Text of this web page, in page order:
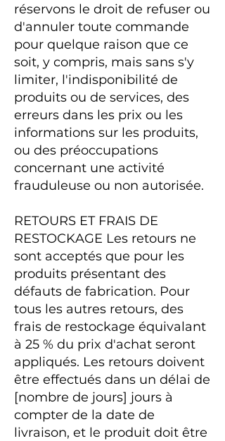
réservons le droit de refuser ou
d'annuler toute commande
pour quelque raison que ce
soit, y compris, mais sans s'y
limiter, l'indisponibilité de
produits ou de services, des
erreurs dans les prix ou les
informations sur les produits,
ou des préoccupations
concernant une activité
frauduleuse ou non autorisée.
RETOURS ET FRAIS DE
RESTOCKAGE Les retours ne
sont acceptés que pour les
produits présentant des
défauts de fabrication. Pour
tous les autres retours, des
frais de restockage équivalant
à 25 % du prix d'achat seront
appliqués. Les retours doivent
être effectués dans un délai de
[nombre de jours] jours à
compter de la date de
livraison, et le produit doit être